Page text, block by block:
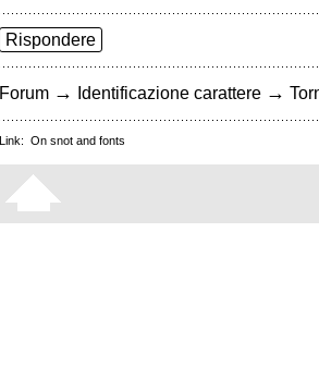
Rispondere
Forum → Identificazione carattere →
Link: On snot and fonts